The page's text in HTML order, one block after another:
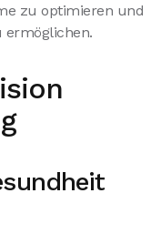
zu optimieren und
ermöglichen.